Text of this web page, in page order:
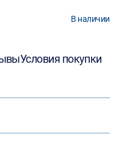
В наличии
Условия покупки